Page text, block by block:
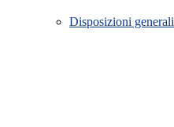
Disposizioni generali